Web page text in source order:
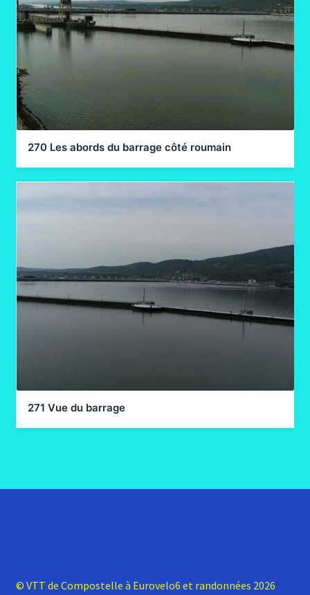
270 Les abords du barrage côté roumain
271 Vue du barrage
© VTT de Compostelle à Eurovelo6 et randonnées 2026